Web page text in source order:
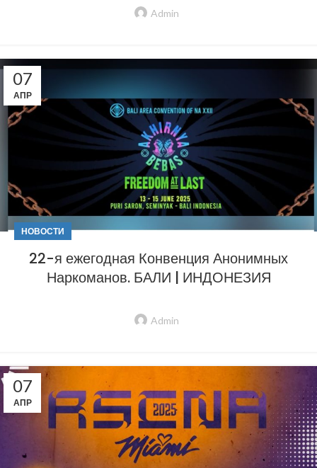
Admin
07
АПР
НОВОСТИ
22-я ежегодная Конвенция Анонимных
Наркоманов. БАЛИ | ИНДОНЕЗИЯ
Admin
07
АПР